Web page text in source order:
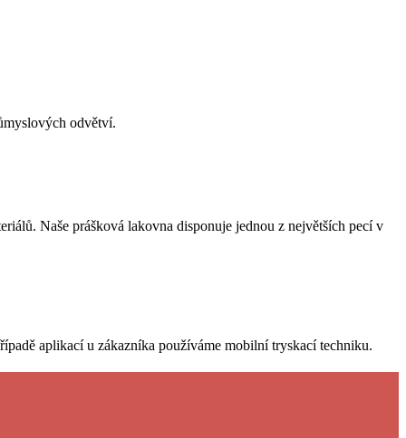
odvětví.
Naše prášková lakovna disponuje jednou z největších pecí v
aplikací u zákazníka používáme mobilní tryskací techniku.